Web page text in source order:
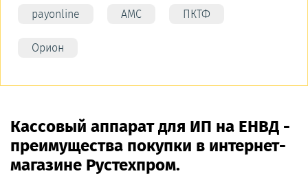
payonline АМС ПКТФ
Орион
Кассовый аппарат для ИП на ЕНВД -
преимущества покупки в интернет-
магазине Рустехпром.